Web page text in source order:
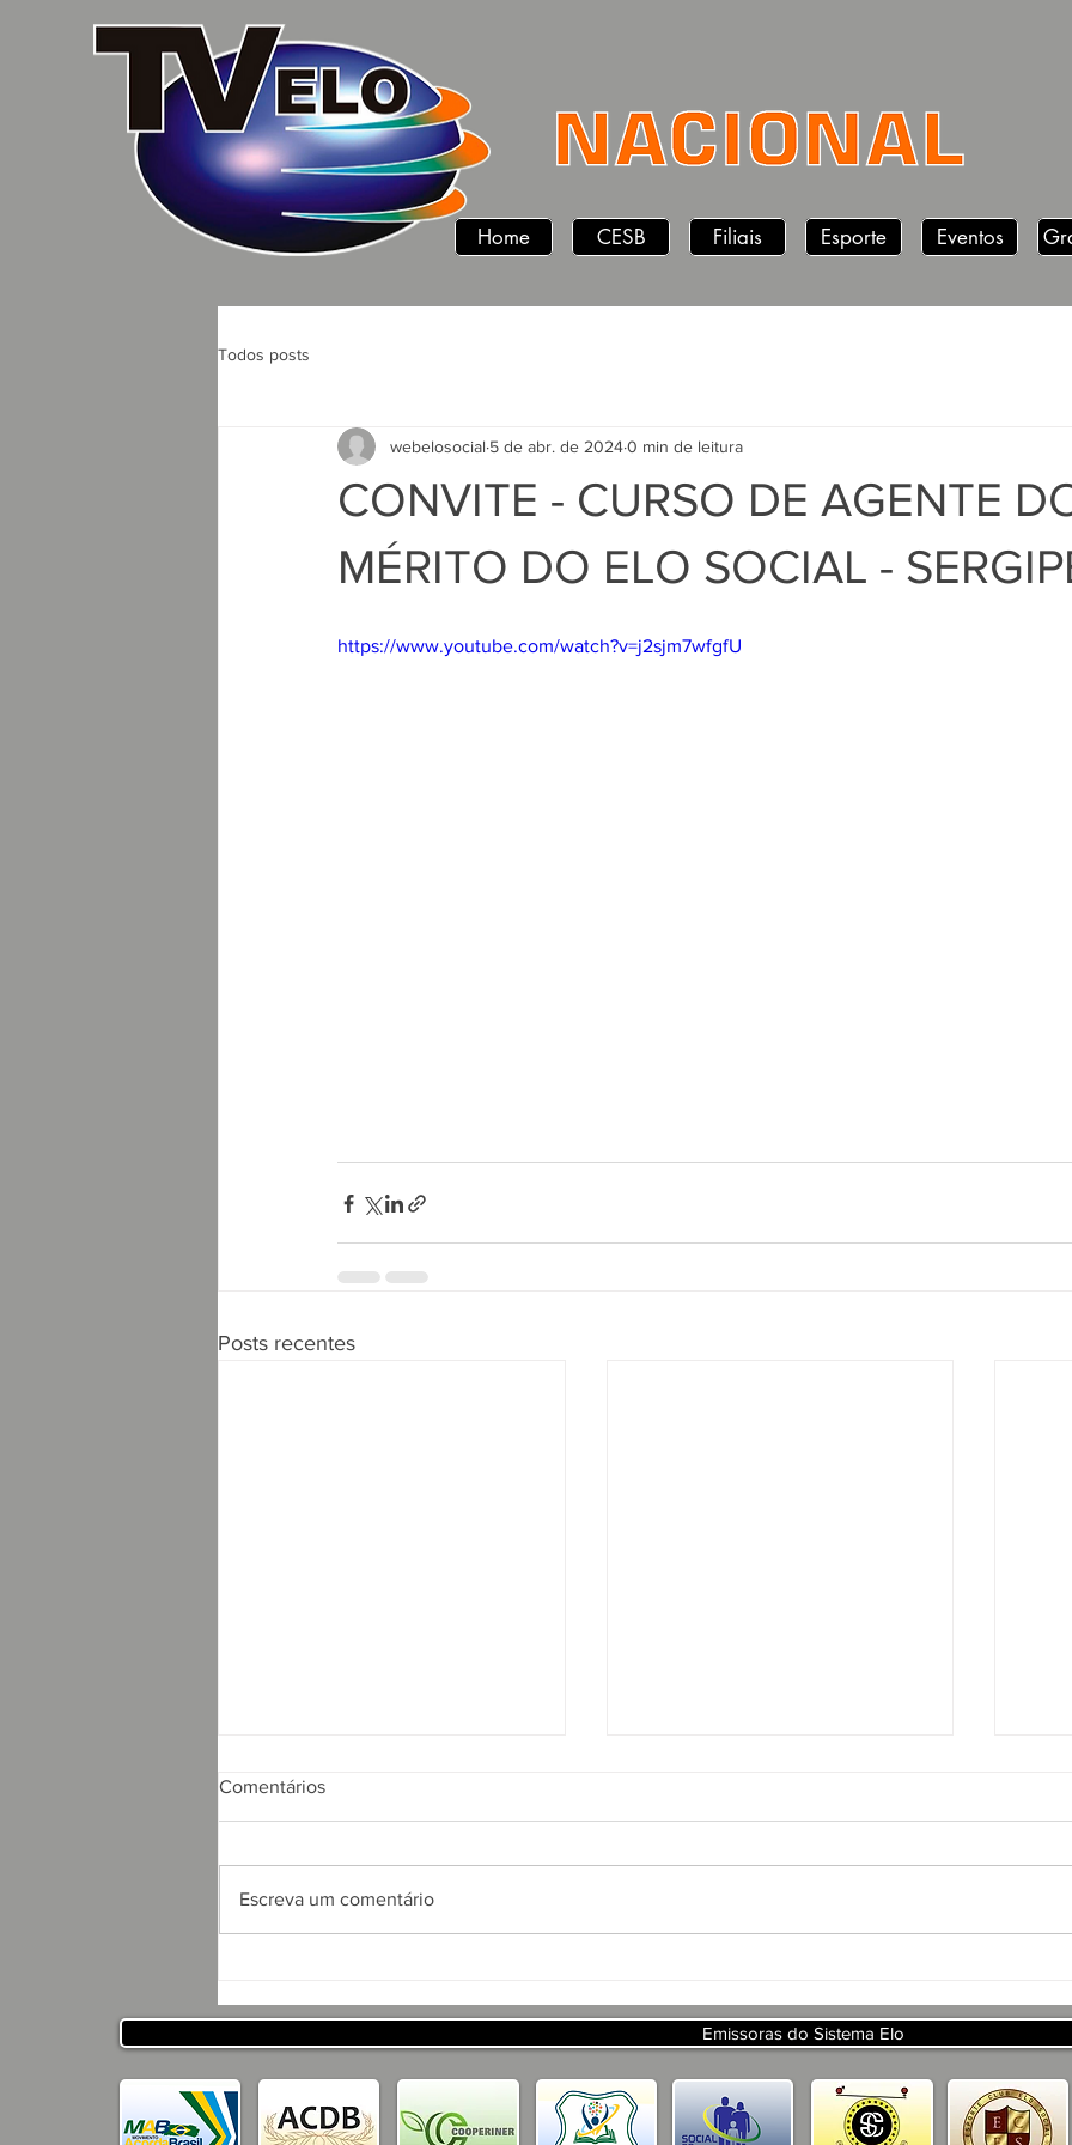
Home CESB Filiais Esporte Eventos
Todos posts
CONVITE - CURSO DE AGENTE
MÉRITO DO ELO SOCIAL -
webelosocial 5 de abr. de 20240 min de leitura
https://www.youtube.com/watch?v=j2sjm7wfgfU
Posts recentes
SECRETARIA DE
DESENVOLVIMENTO
PARAÍBA
SECRETARIA DE TURISMO E
DESENVOLVIMENTO
DE
DA
Comentários
Escreva um comentário
Emissoras do Sistema Elo